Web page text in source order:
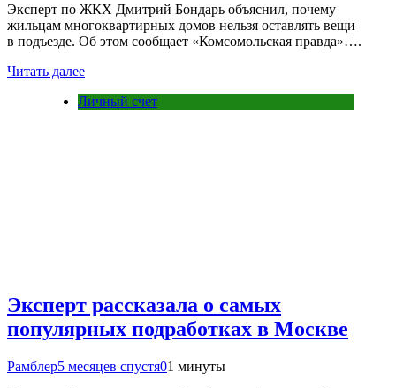
Эксперт по ЖКХ Дмитрий Бондарь объяснил, почему
жильцам многоквартирных домов нельзя оставлять вещи
в подъезде. Об этом сообщает «Комсомольская правда»….
Читать далее
Личный счет
Эксперт рассказала о самых
популярных подработках в Москве
Рамблер5 месяцев спустя01 минуты